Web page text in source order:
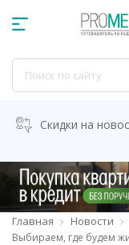
Скидки на
Главная Новости
Выбираем, где будем